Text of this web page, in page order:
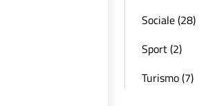
Sociale (28)
Sport (2)
Turismo (7)